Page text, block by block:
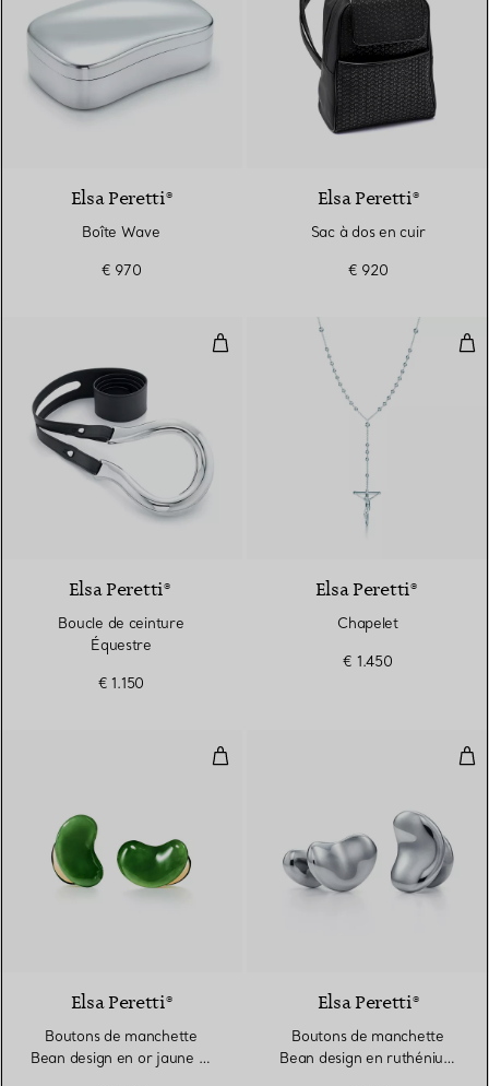
Elsa Peretti®
Boîte Wave
€ 970
Elsa Peretti®
Sac à dos en cuir
€ 920
Boucle de ceinture Équestre
Elsa Peretti®
Boucle de ceinture
Équestre
€ 1.150
Elsa Peretti®
Chapelet
€ 1.450
Boutons de manchette Bean
Elsa Peretti®
Boutons de manchette
Bean design en or jaune et
Elsa Peretti®
Boutons de manchette
Bean design en ruthénium